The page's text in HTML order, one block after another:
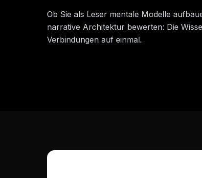
Ob Sie als Leser mentale Modelle
narrative Architektur bewerten: Die
Verbindungen auf einmal.